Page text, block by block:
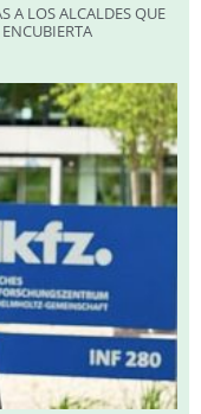
A LOS ALCALDES QUE